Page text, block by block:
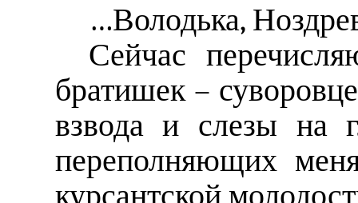
…Володька,
Сейчас
братишек –
взвода и слезы на
переполняющих
курсантской